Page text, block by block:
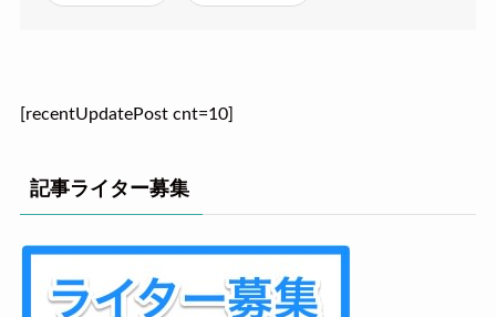
[recentUpdatePost cnt=10]
記事ライター募集